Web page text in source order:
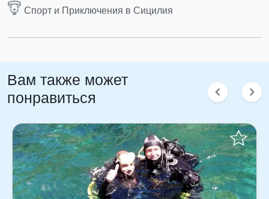
paragliding Спорт и Приключения в Сицилия
Вам также может
понравиться
chevron_left chevron_right